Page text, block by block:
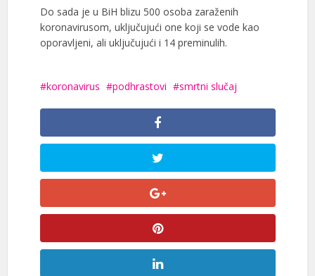
Do sada je u BiH blizu 500 osoba zaraženih
koronavirusom, uključujući one koji se vode kao
oporavljeni, ali uključujući i 14 preminulih.
koronavirus podhrastovi smrtni slučaj